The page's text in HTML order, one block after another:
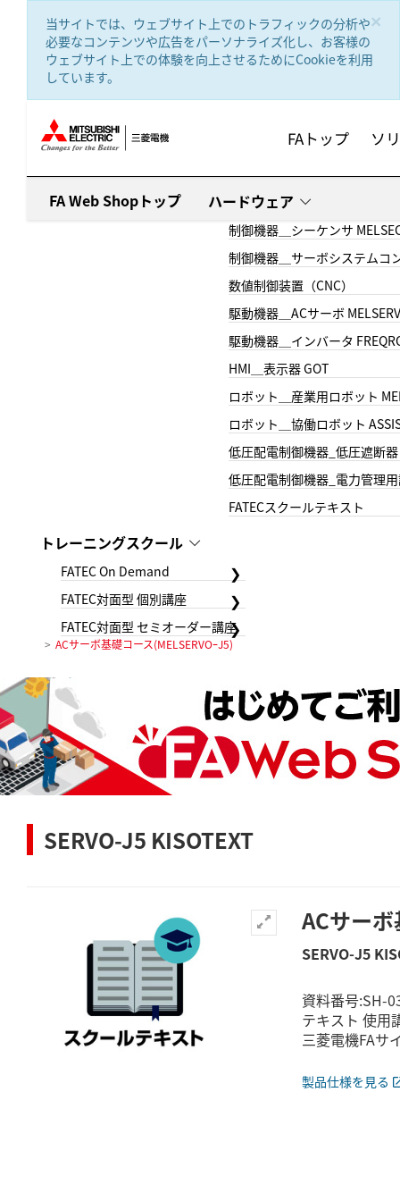
×
当サイトでは、ウェブサイト上でのトラフィックの分析や
必要なコンテンツや広告をパーソナライズ化し、お客様の
ウェブサイト上での体験を向上させるためにCookieを利用
しています。
FAトップ ソ
FA Web Shopトップ ハードウェア
制御機器＿シーケンサ
制御機器＿サーボシステムコ
数値制御装置（CNC）
駆動機器＿ACサーボ
駆動機器＿インバータ
HMI＿表示器 GOT
ロボット＿産業用ロボット
ロボット＿協働ロボット
低圧配電制御機器_低圧遮断器
低圧配電制御機器_電力管理
FATECスクールテキスト
トレーニングスクール
FATEC On Demand
FATEC対面型 個別講座
FATEC対面型 セミオーダー講座
ACサーボ基礎コース(MELSERVOｰJ5)
SERVO-J5 KISOTEXT
ACサー
SERVO-J5
資料番号:SH-
テキスト 使用
三菱電機FAサ
製品仕様を見る